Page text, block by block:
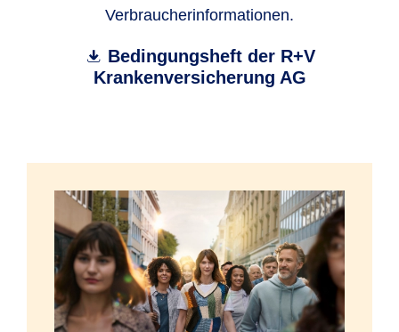
Verbraucherinformationen.
Bedingungsheft der R+V
Krankenversicherung AG